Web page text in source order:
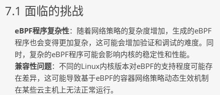
7.1 面临的挑战
eBPF程序复杂性：随着网络策略的复杂度增加，生成的eBPF
程序也会变得更加复杂，这可能会增加验证和调试的难度。同
时，复杂的eBPF程序可能会影响内核的稳定性和性能。
兼容性问题：不同的Linux内核版本对eBPF的支持程度可能存
在差异，这可能导致基于eBPF的容器网络策略动态生效机制
在某些云主机上无法正常运行。